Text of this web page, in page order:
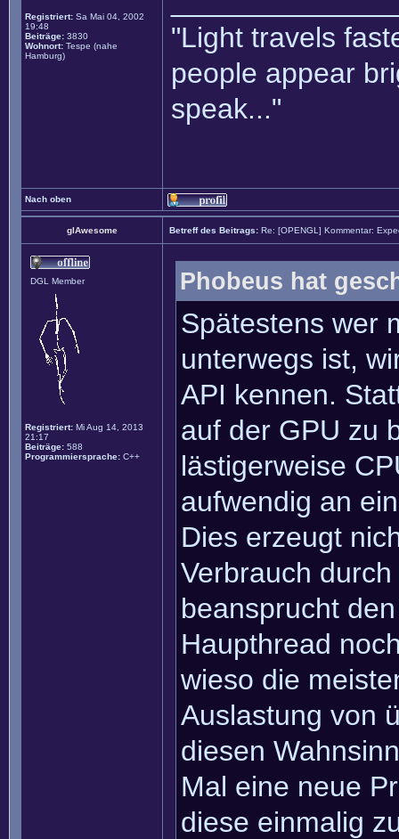
Registriert: Sa Mai 04, 2002
19:48
Beiträge: 3830
Wohnort: Tespe (nahe
Hamburg)
"Light travels
people appear
speak..."
Nach oben
glAwesome Betreff des Beitrags: Re: [OPENGL] Kommentar:
DGL Member
Registriert: Mi Aug 14, 2013
21:17
Beiträge: 588
Programmiersprache: C++
Phobeus hat
Spätestens wer
unterwegs ist,
API kennen.
auf der GPU zu
lästigerweise
aufwendig an
Dies erzeugt
Verbrauch
beansprucht
Haupthread
wieso die
Auslastung von
diesen
Mal eine neue
diese einmalig